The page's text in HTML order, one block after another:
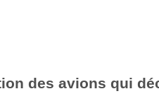
des avions qui